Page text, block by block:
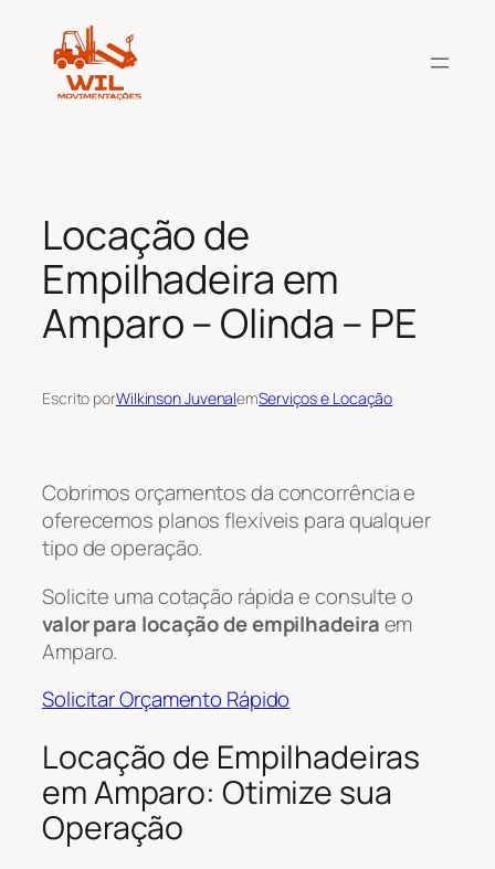
conteúdo
Locação de
Empilhadeira em
Amparo – Olinda – PE
Escrito porWilkinson JuvenalemServiços e Locação
Cobrimos orçamentos da concorrência e
oferecemos planos flexíveis para qualquer
tipo de operação.
Solicite uma cotação rápida e consulte o
valor para locação de empilhadeiraem
Amparo.
Solicitar Orçamento Rápido
Locação de Empilhadeiras
em Amparo: Otimize sua
Operação